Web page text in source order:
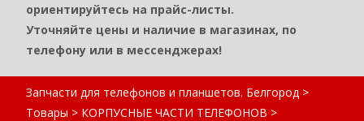
ориентируйтесь на прайс-листы.
Уточняйте цены и наличие в магазинах, по
телефону или в мессенджерах!
Запчасти для телефонов и планшетов. Белгород >
Товары > КОРПУСНЫЕ ЧАСТИ ТЕЛЕФОНОВ >